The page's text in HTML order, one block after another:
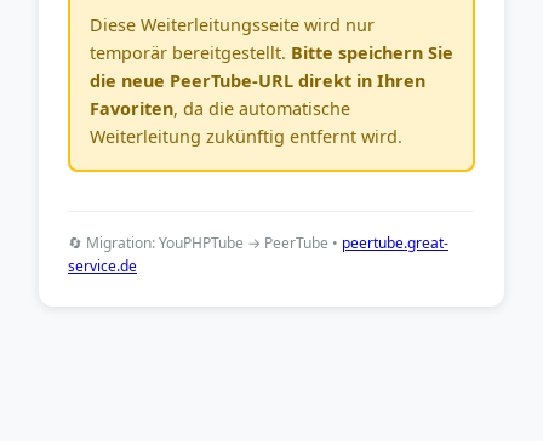
Diese Weiterleitungsseite wird nur
temporär bereitgestellt. Bitte speichern Sie
die neue PeerTube-URL direkt in Ihren
Favoriten, da die automatische
Weiterleitung zukünftig entfernt wird.
🔄 Migration: YouPHPTube → PeerTube • peertube.great-
service.de